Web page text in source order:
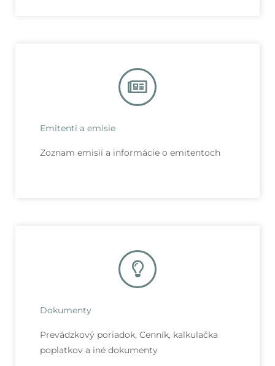
Emitenti a emisie
Zoznam emisií a informácie o emitentoch
Dokumenty
Prevádzkový poriadok, Cenník, kalkulačka
poplatkov a iné dokumenty